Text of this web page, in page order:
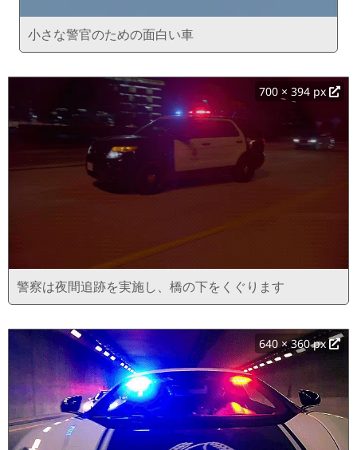
小さな警官のための面白い車
700 × 394 px
警察は夜間追跡を実施し、橋の下をくぐります
640 × 360 px